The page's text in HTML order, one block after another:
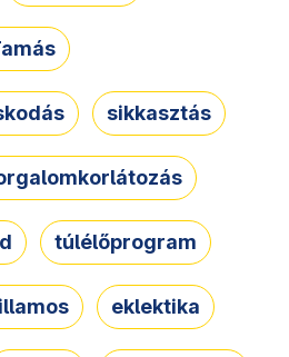
sikkasztás
túlélőprogram
eklektika